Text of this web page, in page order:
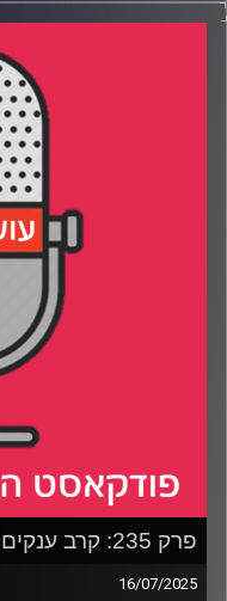
דוידוביץ' ועידן לוצקי,
רבע 3: בקליפרס
עידן לוצקי
פרק 235: קרב ענקים – מה לברון ג'יימס רוצה?
16/07/2025